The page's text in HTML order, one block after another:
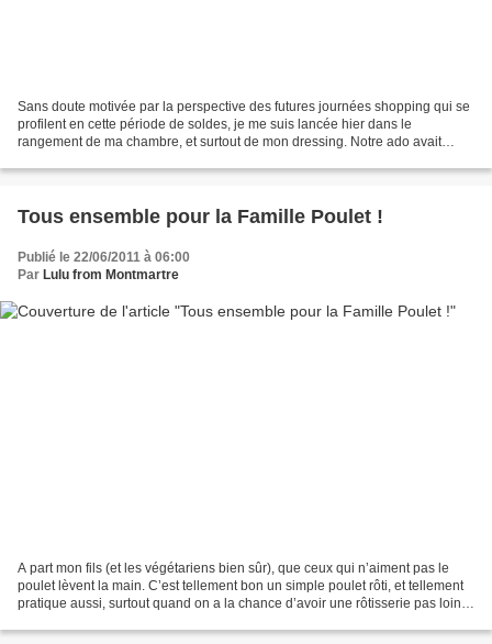
Sans doute motivée par la perspective des futures journées shopping qui se
profilent en cette période de soldes, je me suis lancée hier dans le
rangement de ma chambre, et surtout de mon dressing. Notre ado avait
Tous ensemble pour la Famille Poulet !
Publié le 22/06/2011 à 06:00
Par Lulu from Montmartre
A part mon fils (et les végétariens bien sûr), que ceux qui n’aiment pas le
poulet lèvent la main. C’est tellement bon un simple poulet rôti, et tellement
pratique aussi, surtout quand on a la chance d’avoir une rôtisserie pas loin